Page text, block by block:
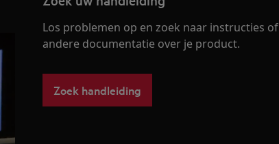
Los problemen op en zoek naar instructies of
andere documentatie over je product.
Zoek handleiding